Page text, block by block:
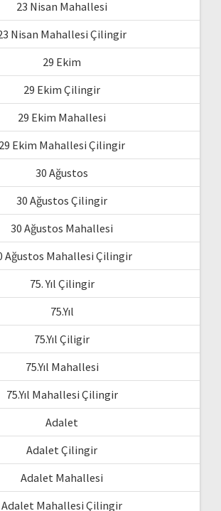
23 Nisan Mahallesi
Nisan Mahallesi Çilingir
29 Ekim
29 Ekim Çilingir
29 Ekim Mahallesi
29 Ekim Mahallesi Çilingir
30 Ağustos
30 Ağustos Çilingir
30 Ağustos Mahallesi
Ağustos Mahallesi Çilingir
75. Yıl Çilingir
75.Yıl
75.Yıl Çiligir
75.Yıl Mahallesi
75.Yıl Mahallesi Çilingir
Adalet
Adalet Çilingir
Adalet Mahallesi
Adalet Mahallesi Çilingir